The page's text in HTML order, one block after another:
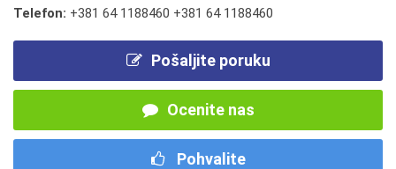
Telefon: +381 64 1188460 +381 64 1188460
Pošaljite poruku
Ocenite nas
Pohvalite